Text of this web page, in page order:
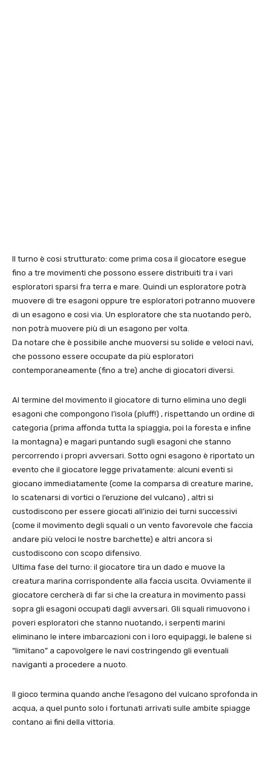
Il turno è cosi strutturato: come prima cosa il giocatore esegue
fino a tre movimenti che possono essere distribuiti tra i vari
esploratori sparsi fra terra e mare. Quindi un esploratore potrà
muovere di tre esagoni oppure tre esploratori potranno muovere
di un esagono e cosi via. Un esploratore che sta nuotando però,
non potrà muovere più di un esagono per volta.
Da notare che è possibile anche muoversi su solide e veloci navi,
che possono essere occupate da più esploratori
contemporaneamente (fino a tre) anche di giocatori diversi.
Al termine del movimento il giocatore di turno elimina uno degli
esagoni che compongono l’isola (pluff!) , rispettando un ordine di
categoria (prima affonda tutta la spiaggia, poi la foresta e infine
la montagna) e magari puntando sugli esagoni che stanno
percorrendo i propri avversari. Sotto ogni esagono è riportato un
evento che il giocatore legge privatamente: alcuni eventi si
giocano immediatamente (come la comparsa di creature marine,
lo scatenarsi di vortici o l’eruzione del vulcano) , altri si
custodiscono per essere giocati all’inizio dei turni successivi
(come il movimento degli squali o un vento favorevole che faccia
andare più veloci le nostre barchette) e altri ancora si
custodiscono con scopo difensivo.
Ultima fase del turno: il giocatore tira un dado e muove la
creatura marina corrispondente alla faccia uscita. Ovviamente il
giocatore cercherà di far si che la creatura in movimento passi
sopra gli esagoni occupati dagli avversari. Gli squali rimuovono i
poveri esploratori che stanno nuotando, i serpenti marini
eliminano le intere imbarcazioni con i loro equipaggi, le balene si
“limitano” a capovolgere le navi costringendo gli eventuali
naviganti a procedere a nuoto.
Il gioco termina quando anche l’esagono del vulcano sprofonda in
acqua, a quel punto solo i fortunati arrivati sulle ambite spiagge
contano ai fini della vittoria.